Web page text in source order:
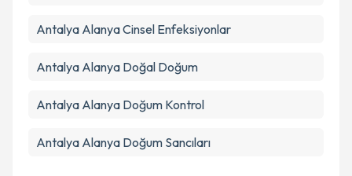
Antalya Alanya Cinsel Enfeksiyonlar
Antalya Alanya Doğal Doğum
Antalya Alanya Doğum Kontrol
Antalya Alanya Doğum Sancıları